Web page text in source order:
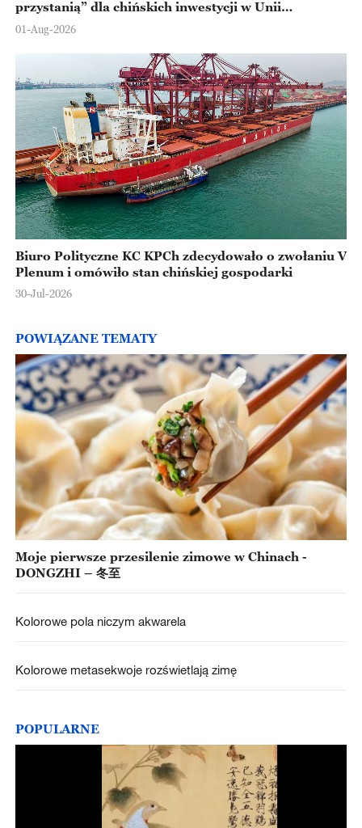
przystanią” dla chińskich inwestycji w Unii
Europejskiej
01-Aug-2026
Biuro Polityczne KC KPCh zdecydowało o zwołaniu V
Plenum i omówiło stan chińskiej gospodarki
30-Jul-2026
POWIĄZANE TEMATY
Moje pierwsze przesilenie zimowe w Chinach -
DONGZHI – 冬至
Kolorowe pola niczym akwarela
Kolorowe metasekwoje rozświetlają zimę
POPULARNE